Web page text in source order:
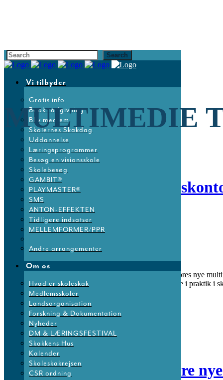
Vi tilbyder
Gratis info
Book rådgivning
Bliv medlem
Skolernes Skakdag
Uddannelse
Læringsprogrammer
Besøg en visionsskole
Skolebesøg
GAMBIT®
PLAYMASTER®
SMS
ANTON-EFFEKTEN
Tidligere indsatser
MELLEMFORMER/PPR
Andre arrangementer
Om os
Hvad er skoleskak
Medlemsskoler
Landsorganisation
Forskning & Dokumentation
Nyheder
DM & LÆRINGSFESTIVAL
Skakkens Hus
Kalender
Skoleskakrejsen
CSR ordning
MULTIMEDIE
09 feb Ny intern på
Posted at 16:12hinNyheder
Share
Skoleskakken har i denne uge budt velkommen til vores nye
Sjælland i Køge. Erik skal i det næste stykke tid være i praktik i
Read More
01 sepVelkommen til flere